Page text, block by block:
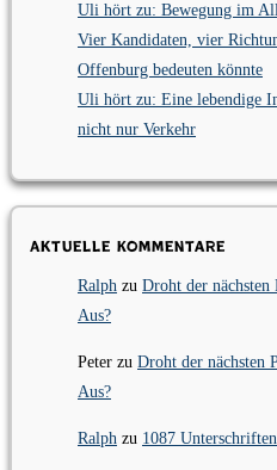
Uli hört zu: Bewegung im
Vier Kandidaten, vier
Offenburg bedeuten könnte
Uli hört zu: Eine lebendige
nicht nur Verkehr
Aktuelle Kommentare
Ralph zu Droht der nächsten
Aus?
Peter zu Droht der nächsten
Aus?
Ralph zu 1087